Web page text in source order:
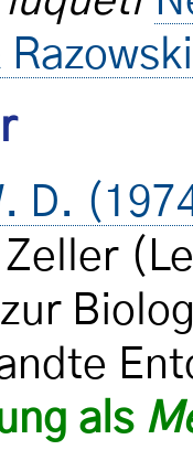
D.
als